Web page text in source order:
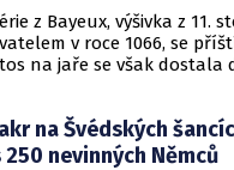
z Bayeux, výšivka z
v roce 1066, se
na jaře se však dostala
málo známé a
na Švédských
250 nevinných Němců